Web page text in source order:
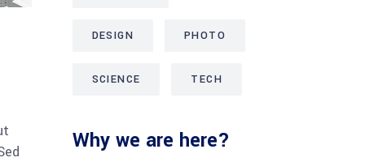
DESIGN PHOTO
SCIENCE TECH
Why we are here?